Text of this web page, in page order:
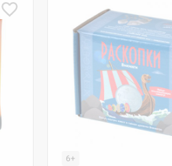
6+